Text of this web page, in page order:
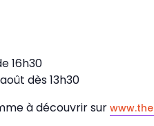
16h30
dès 13h30
à découvrir sur